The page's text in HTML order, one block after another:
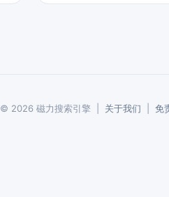
© 2026 磁力搜索引擎 | 关于我们 免